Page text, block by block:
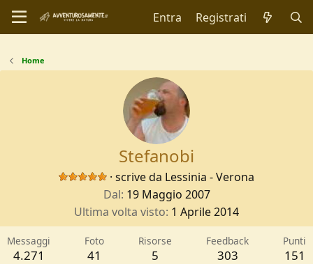
Entra Registrati
Home
Stefanobi
· scrive da Lessinia - Verona
Dal 19 Maggio 2007
Ultima volta visto 1 Aprile 2014
Messaggi
4.271
Foto
41
Risorse
5
Feedback
303
Punti
151